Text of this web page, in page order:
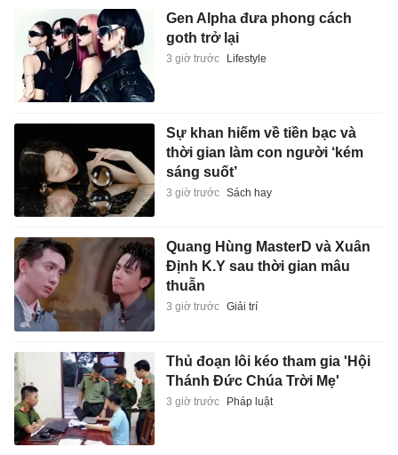
Gen Alpha đưa phong cách
goth trở lại
3 giờ trước Lifestyle
Sự khan hiếm về tiền bạc và
thời gian làm con người ‘kém
sáng suốt’
3 giờ trước Sách hay
Quang Hùng MasterD và Xuân
Định K.Y sau thời gian mâu
thuẫn
3 giờ trước Giải trí
Thủ đoạn lôi kéo tham gia 'Hội
Thánh Đức Chúa Trời Mẹ'
3 giờ trước Pháp luật